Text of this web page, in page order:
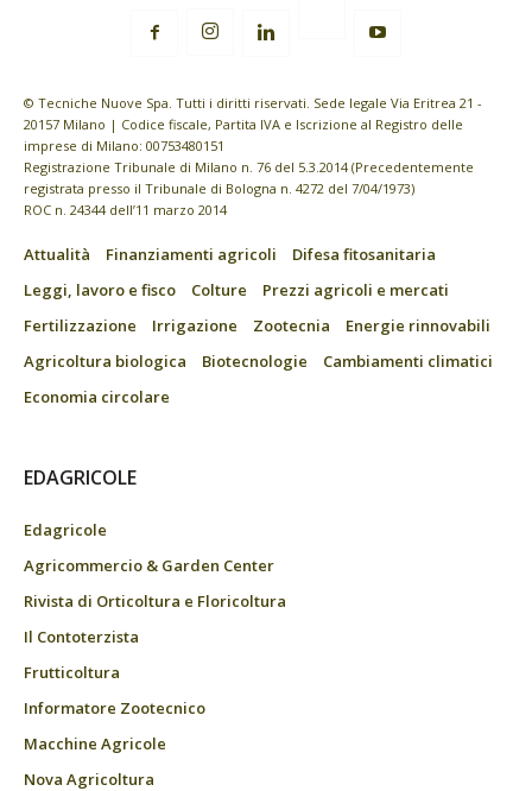
© Tecniche Nuove Spa. Tutti i diritti riservati. Sede legale Via Eritrea 21 -
20157 Milano | Codice fiscale, Partita IVA e Iscrizione al Registro delle
imprese di Milano: 00753480151
Registrazione Tribunale di Milano n. 76 del 5.3.2014 (Precedentemente
registrata presso il Tribunale di Bologna n. 4272 del 7/04/1973)
ROC n. 24344 dell’11 marzo 2014
Attualità Finanziamenti agricoli
Difesa fitosanitaria
Leggi, lavoro e fisco
Colture
Prezzi agricoli e mercati
Fertilizzazione
Irrigazione Zootecnia
Energie rinnovabili
Agricoltura biologica
Biotecnologie
Cambiamenti climatici
Economia circolare
EDAGRICOLE
Edagricole
Agricommercio & Garden Center
Rivista di Orticoltura e Floricoltura
Il Contoterzista
Frutticoltura
Informatore Zootecnico
Macchine Agricole
Nova Agricoltura